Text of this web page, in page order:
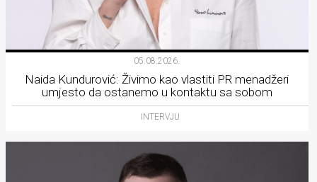
05.08.2026.
Naida Kundurović: Živimo kao vlastiti PR menadžeri
umjesto da ostanemo u kontaktu sa sobom
INTERVJU